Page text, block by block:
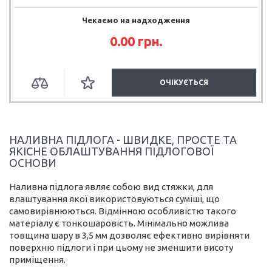
Чекаємо на надходження
0.00 грн.
ОЧІКУЄТЬСЯ
НАЛИВНА ПІДЛОГА - ШВИДКЕ, ПРОСТЕ ТА
ЯКІСНЕ ОБЛАШТУВАННЯ ПІДЛОГОВОЇ
ОСНОВИ
Наливна підлога являє собою вид стяжки, для
влаштування якої використовуються суміші, що
самовирівнюються. Відмінною особливістю такого
матеріалу є тонкошаровість. Мінімально можлива
товщина шару в 3,5 мм дозволяє ефективно вирівняти
поверхню підлоги і при цьому не зменшити висоту
приміщення.